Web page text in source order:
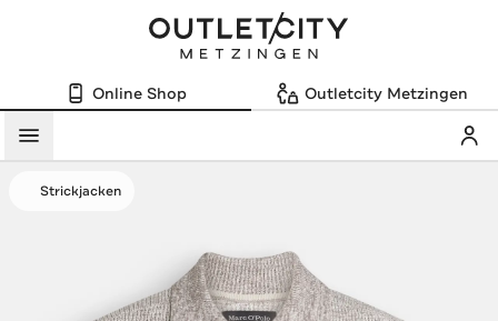
Online Shop Outletcity Metzingen
Menü
Strickjacken